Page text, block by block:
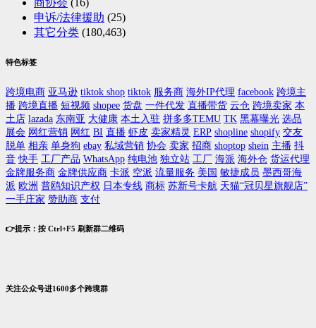
商协会 (16)
申诉/法律援助 (25)
其它分类 (180,463)
特色标签
跨境电商 亚马逊 tiktok shop tiktok 服务商 海外IP代理 facebook 跨境主
播 跨境直播 短视频 shopee 货盘 一件代发 直播带货 云仓 跨境卖家 本
土店 lazada 东南亚 大健康 本土入驻 拼多多TEMU TK 黑幕曝光 选品
展会 网红营销 网红 BI 直播 虾皮 卖家精灵 ERP shopline shopify 交友
脱单 相亲 单身狗 ebay 私域营销 协会 卖家 招商 shoptop shein 主播 抖
音 快手 工厂产品 WhatsApp 纯电池 独立站 工厂 海派 海外仓 货运代理
金牌服务商 金牌供应商 卡派 空派 流量服务 美国 敏捷成员 墨西哥海
派 欧洲 普鸥知识产权 日本专线 商标 苏新号卡航 天猫“冠贝星旗舰店”
一手庄家 赞助商 支付
👉提示：按 Ctrl+F5 刷新群二维码
关注公众号进1600多个跨境群